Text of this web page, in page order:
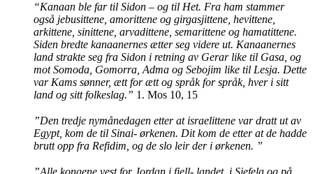
“Kanaan ble far til Sidon – og til Het. Fra ham stammer
også jebusittene, amorittene og girgasjittene, hevittene,
arkittene, sinittene, arvadittene, semarittene og hamatittene.
Siden bredte kanaanernes ætter seg videre ut. Kanaanernes
land strakte seg fra Sidon i retning av Gerar like til Gasa, og
mot Somoda, Gomorra, Adma og Sebojim like til Lesja. Dette
var Kams sønner, ætt for ætt og språk for språk, hver i sitt
land og sitt folkeslag.” 1. Mos 10, 15
”Den tredje nymånedagen etter at israelittene var dratt ut av
Egypt, kom de til Sinai- ørkenen. Dit kom de etter at de hadde
brutt opp fra Refidim, og de slo leir der i ørkenen. ”
”Alle kongene vest for Jordan i fjell- landet, i Sjefela og på